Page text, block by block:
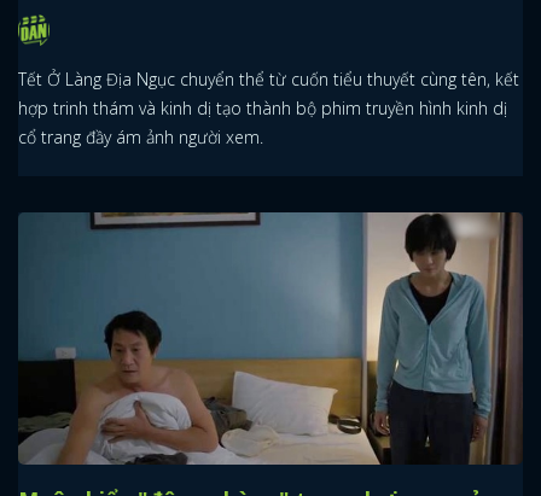
Tết Ở Làng Địa Ngục chuyển thể từ cuốn tiểu thuyết cùng tên, kết
hợp trinh thám và kinh dị tạo thành bộ phim truyền hình kinh dị
cổ trang đầy ám ảnh người xem.